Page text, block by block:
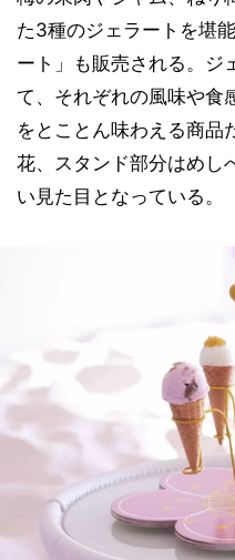
た3種のジェラートを堪
ート」も販売される。ジ
て、それぞれの風味や食
をとことん味わえる商品
花、スタンド部分はめし
い見た目となっている。